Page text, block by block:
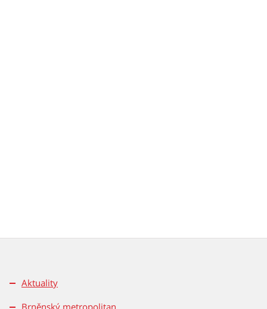
Aktuality
Brněnský metropolitan